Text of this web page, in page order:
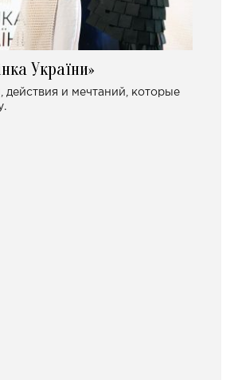
України»
действия и мечтаний, которые